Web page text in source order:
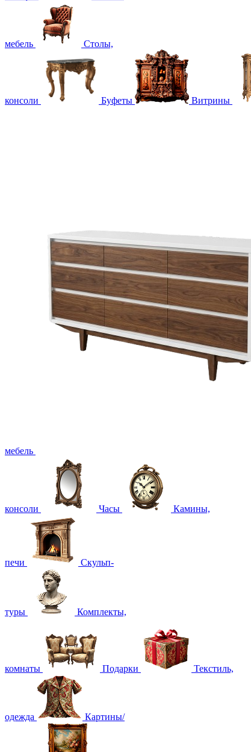
мебель Столы,
консоли Буфеты Витрины
мебель
консоли Часы Камины,
печи Скульп-
туры Комплекты,
комнаты Подарки Текстиль,
одежда Картины/